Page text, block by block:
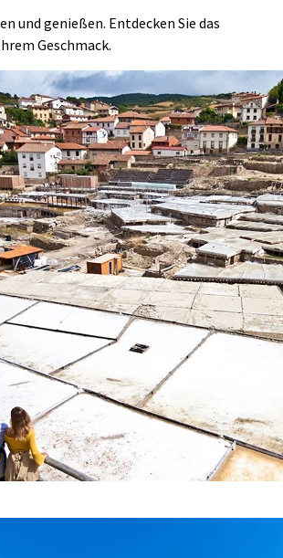
und genießen. Entdecken Sie das
Geschmack.